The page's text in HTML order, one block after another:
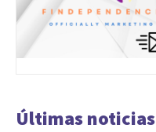
Últimas noticias